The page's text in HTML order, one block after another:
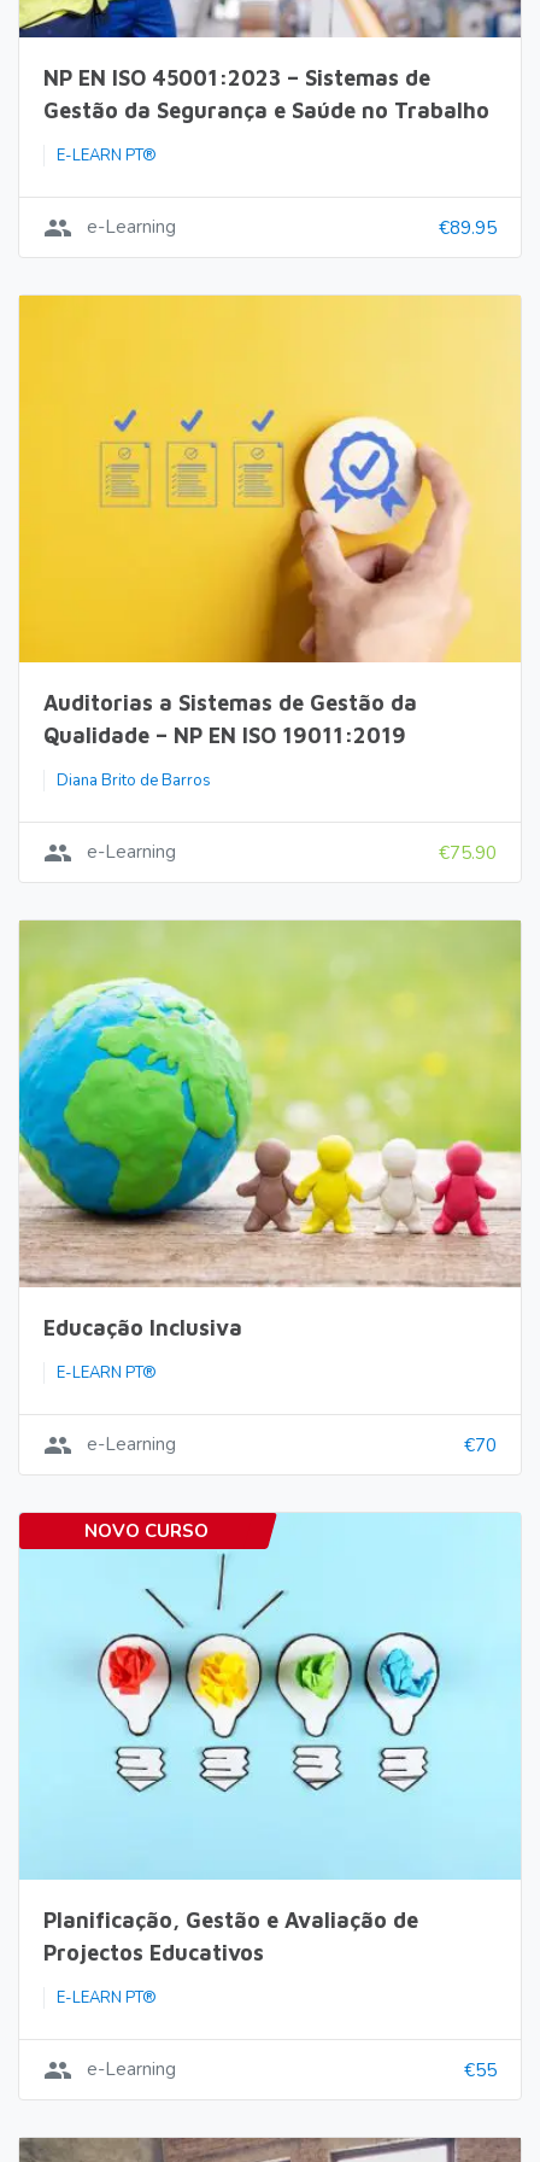
NP EN ISO 45001:2023 – Sistemas de
Gestão da Segurança e Saúde no Trabalho
E-LEARN PT®
group e-Learning €89.95
Auditorias a Sistemas de Gestão da
Qualidade – NP EN ISO 19011:2019
Diana Brito de Barros
group e-Learning €75.90
Educação Inclusiva
E-LEARN PT®
group e-Learning €70
NOVO CURSO
Planificação, Gestão e Avaliação de
Projectos Educativos
E-LEARN PT®
group e-Learning €55